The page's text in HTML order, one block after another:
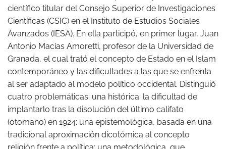
científico titular del Consejo Superior de Investigaciones
Científicas (CSIC) en el Instituto de Estudios Sociales
Avanzados (IESA). En ella participó, en primer lugar, Juan
Antonio Macías Amoretti, profesor de la Universidad de
Granada, el cual trató el concepto de Estado en el Islam
contemporáneo y las dificultades a las que se enfrenta
al ser adaptado al modelo político occidental. Distinguió
cuatro problemáticas: una histórica: la dificultad de
implantarlo tras la disolución del último califato
(otomano) en 1924; una epistemológica, basada en una
tradicional aproximación dicotómica al concepto